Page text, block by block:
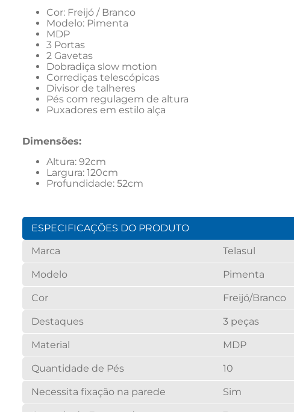
Cor: Freijó / Branco
Modelo: Pimenta
MDP
3 Portas
2 Gavetas
Dobradiça slow motion
Corrediças telescópicas
Divisor de talheres
Pés com regulagem de altura
Puxadores em estilo alça
Dimensões:
Altura: 92cm
Largura: 120cm
Profundidade: 52cm
ESPECIFICAÇÕES DO PRODUTO
Marca
Telasul
Modelo Pimenta
Cor Freijó/Branco
Destaques 3 peças
Material MDP
Quantidade de Pés 10
Necessita fixação na parede Sim